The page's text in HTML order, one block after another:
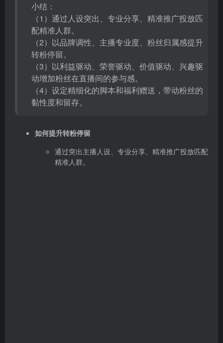
小结：
（1）通过人设突出、专业分享、精准推广投放匹
配精准人群。
（2）以品牌调性、主播专业度、粉丝归属感提升
转粉停留。
（3）以利益驱动、荣誉驱动、价值驱动、兴趣驱
动增加粉丝在直播间的参与感。
（4）设定精细化的脚本和福利赠送，带动粉丝的
黏性度和留存。
如何提升转粉停留
通过突出主播人设、专业分享、精准推广投放匹配
精准人群。